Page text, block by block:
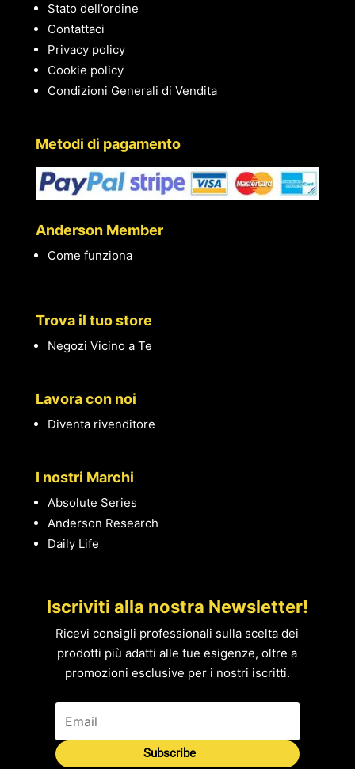
Stato dell’ordine
Contattaci
Privacy policy
Cookie policy
Condizioni Generali di Vendita
Metodi di pagamento
Anderson Member
Come funziona
Trova il tuo store
Negozi Vicino a Te
Lavora con noi
Diventa rivenditore
I nostri Marchi
Absolute Series
Anderson Research
Daily Life
Iscriviti alla nostra Newsletter!
Ricevi consigli professionali sulla scelta dei
prodotti più adatti alle tue esigenze, oltre a
promozioni esclusive per i nostri iscritti.
Subscribe